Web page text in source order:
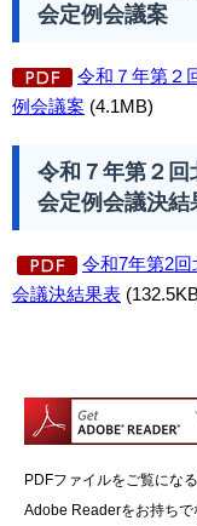
会定例会議案
令和７年第２
例会議案 (4.1MB)
令和７年第２
会定例会議決結
令和7年第2
会議決結果表
PDFファイルをご覧にな
Adobe Readerをお持ちで